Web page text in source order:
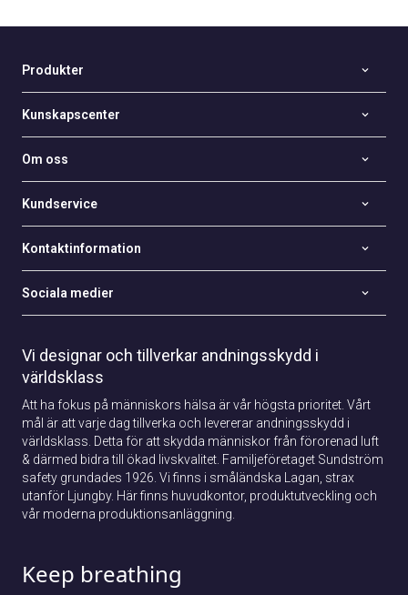
Produkter
Kunskapscenter
Om oss
Kundservice
Kontaktinformation
Sociala medier
Vi designar och tillverkar andningsskydd i
världsklass
Att ha fokus på människors hälsa är vår högsta prioritet. Vårt
mål är att varje dag tillverka och levererar andningsskydd i
världsklass. Detta för att skydda människor från förorenad luft
& därmed bidra till ökad livskvalitet. Familjeföretaget Sundström
safety grundades 1926. Vi finns i småländska Lagan, strax
utanför Ljungby. Här finns huvudkontor, produktutveckling och
vår moderna produktionsanläggning.
Keep breathing